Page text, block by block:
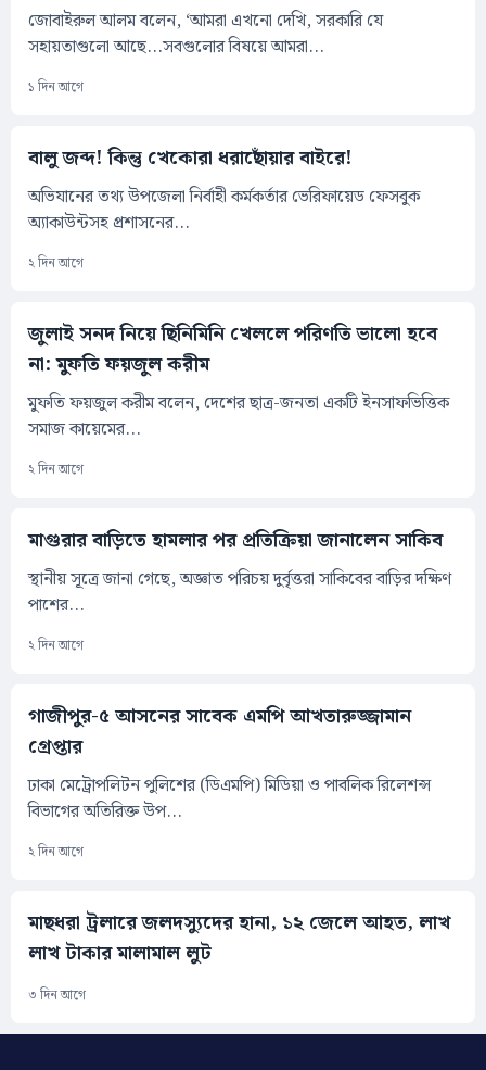
জোবাইরুল আলম বলেন, ‘আমরা এখনো দেখি, সরকারি যে
সহায়তাগুলো আছে...সবগুলোর বিষয়ে আমরা...
১ দিন আগে
বালু জব্দ! কিন্তু খেকোরা ধরাছোঁয়ার বাইরে!
অভিযানের তথ্য উপজেলা নির্বাহী কর্মকর্তার ভেরিফায়েড ফেসবুক
অ্যাকাউন্টসহ প্রশাসনের...
২ দিন আগে
জুলাই সনদ নিয়ে ছিনিমিনি খেললে পরিণতি ভালো হবে
না: মুফতি ফয়জুল করীম
মুফতি ফয়জুল করীম বলেন, দেশের ছাত্র-জনতা একটি ইনসাফভিত্তিক
সমাজ কায়েমের...
২ দিন আগে
মাগুরার বাড়িতে হামলার পর প্রতিক্রিয়া জানালেন সাকিব
স্থানীয় সূত্রে জানা গেছে, অজ্ঞাত পরিচয় দুর্বৃত্তরা সাকিবের বাড়ির দক্ষিণ
পাশের...
২ দিন আগে
গাজীপুর-৫ আসনের সাবেক এমপি আখতারুজ্জামান
গ্রেপ্তার
ঢাকা মেট্রোপলিটন পুলিশের (ডিএমপি) মিডিয়া ও পাবলিক রিলেশন্স
বিভাগের অতিরিক্ত উপ...
২ দিন আগে
মাছধরা ট্রলারে জলদস্যুদের হানা, ১২ জেলে আহত, লাখ
লাখ টাকার মালামাল লুট
৩ দিন আগে